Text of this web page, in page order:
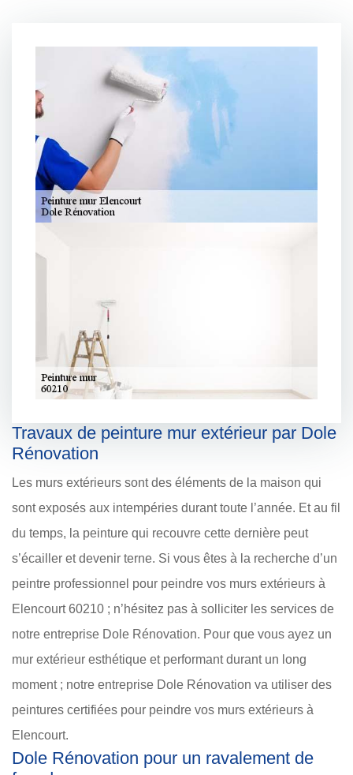
Travaux de peinture mur extérieur par Dole
Rénovation
Les murs extérieurs sont des éléments de la maison qui
sont exposés aux intempéries durant toute l’année. Et au fil
du temps, la peinture qui recouvre cette dernière peut
s’écailler et devenir terne. Si vous êtes à la recherche d’un
peintre professionnel pour peindre vos murs extérieurs à
Elencourt 60210 ; n’hésitez pas à solliciter les services de
notre entreprise Dole Rénovation. Pour que vous ayez un
mur extérieur esthétique et performant durant un long
moment ; notre entreprise Dole Rénovation va utiliser des
peintures certifiées pour peindre vos murs extérieurs à
Elencourt.
Dole Rénovation pour un ravalement de